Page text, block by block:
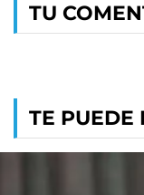
TU
TE PUEDE